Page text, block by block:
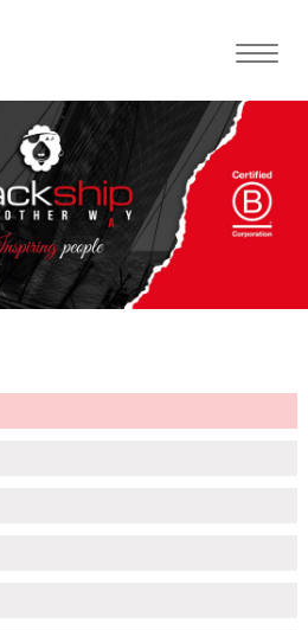
Toggle